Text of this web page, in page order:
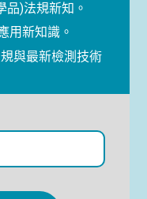
品)法規新知。
用新知識。
與最新檢測技術